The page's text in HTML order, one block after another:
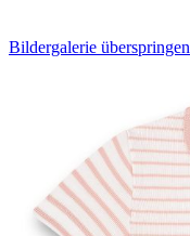
Bildergalerie überspringen